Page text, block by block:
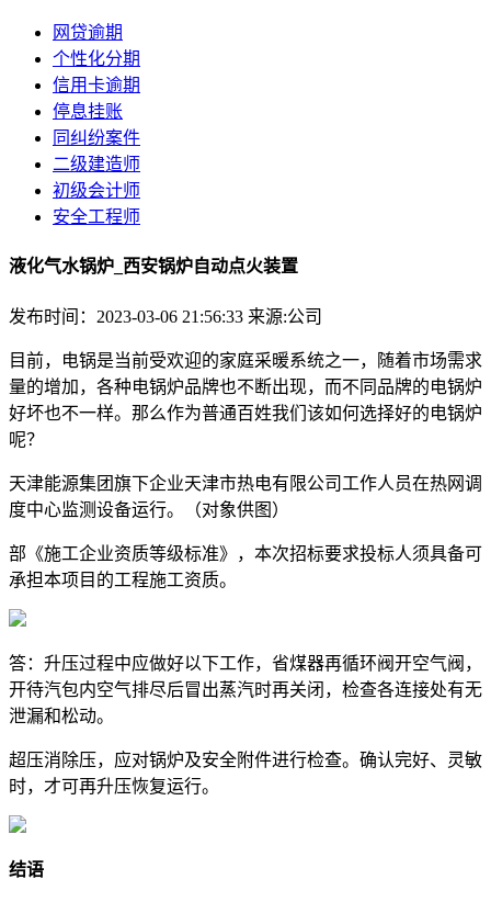
网贷逾期
个性化分期
信用卡逾期
停息挂账
同纠纷案件
二级建造师
初级会计师
安全工程师
液化气水锅炉_西安锅炉自动点火装置
发布时间：2023-03-06 21:56:33 来源:公司
目前，电锅是当前受欢迎的家庭采暖系统之一，随着市场需求
量的增加，各种电锅炉品牌也不断出现，而不同品牌的电锅炉
好坏也不一样。那么作为普通百姓我们该如何选择好的电锅炉
呢？
天津能源集团旗下企业天津市热电有限公司工作人员在热网调
度中心监测设备运行。（对象供图）
部《施工企业资质等级标准》，本次招标要求投标人须具备可
承担本项目的工程施工资质。
答：升压过程中应做好以下工作，省煤器再循环阀开空气阀，
开待汽包内空气排尽后冒出蒸汽时再关闭，检查各连接处有无
泄漏和松动。
超压消除压，应对锅炉及安全附件进行检查。确认完好、灵敏
时，才可再升压恢复运行。
结语